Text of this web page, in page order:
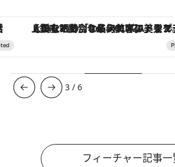
【銀座で出合う最旬美容】美髪ケアや上質な眠り…セルフケアのアップデートから、特別な名入れギフトまで。大人のための「ReFa
3 /6
フィーチャー記事一